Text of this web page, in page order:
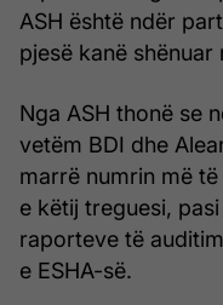
ASH është ndër
pjesë kanë
Nga ASH thonë se
vetëm BDI dhe
marrë numrin më
e këtij treguesi,
raporteve të
e ESHA-së.